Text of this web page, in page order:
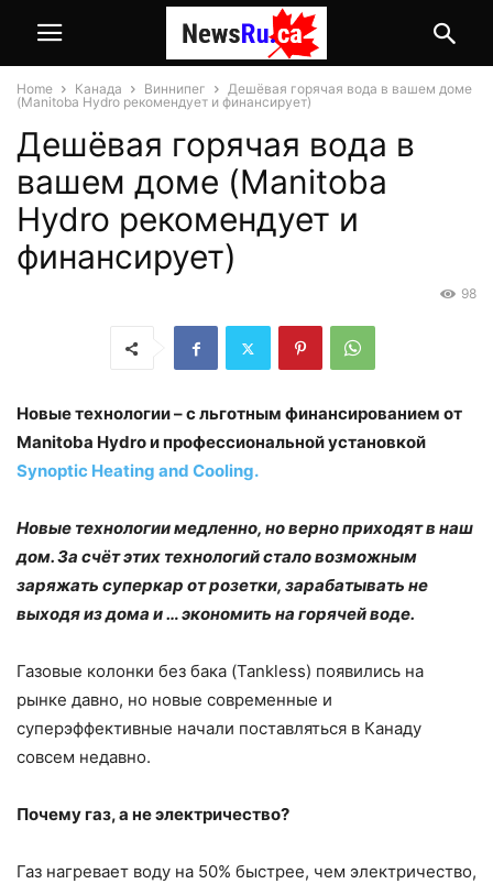
Home Канада Виннипег
Дешёвая горячая вода в вашем доме
(Manitoba Hydro рекомендует и финансирует)
Дешёвая горячая вода в
вашем доме (Manitoba
Hydro рекомендует и
финансирует)
98
Новые технологии – с льготным финансированием от
Manitoba Hydro и профессиональной установкой
Synoptic Heating and Cooling.
Новые технологии медленно, но верно приходят в наш
дом. За счёт этих технологий стало возможным
заряжать суперкар от розетки, зарабатывать не
выходя из дома и … экономить на горячей воде.
Газовые колонки без бака (Tankless) появились на
рынке давно, но новые современные и
суперэффективные начали поставляться в Канаду
совсем недавно.
Почему газ, а не электричество?
Газ нагревает воду на 50% быстрее, чем электричество,